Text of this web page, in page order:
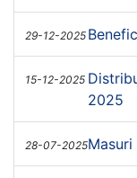
29-12-2025
15-12-2025
2025
28-07-2025